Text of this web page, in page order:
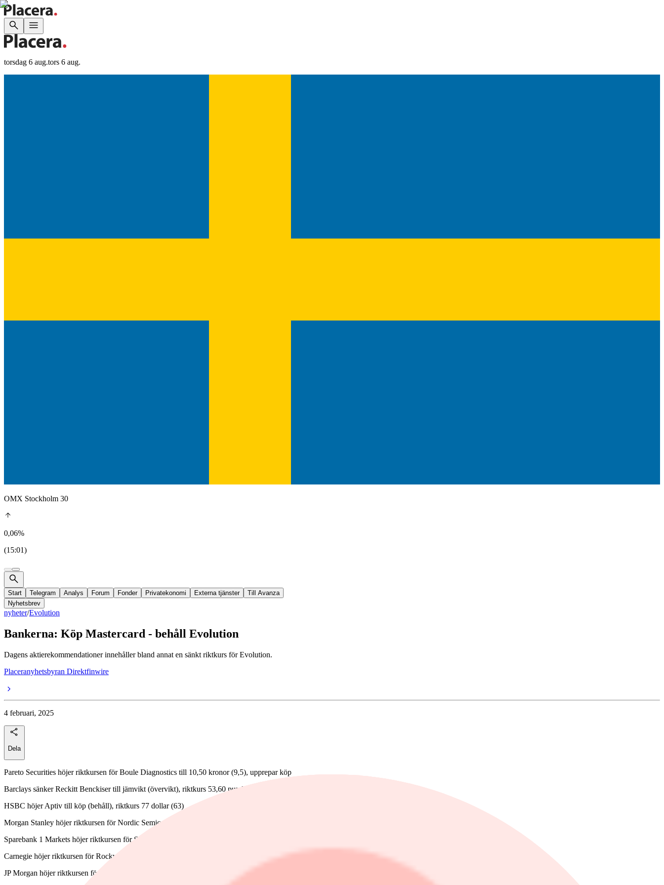
torsdag 6 aug.tors 6 aug.
OMX Stockholm 30
0,06%
(15:01)
Start Telegram Analys Forum Fonder Privatekonomi Externa tjänster
Till Avanza
Nyhetsbrev
nyheter/Evolution
Bankerna: Köp Mastercard - behåll Evolution
Dagens aktierekommendationer innehåller bland annat en sänkt riktkurs för Evolution.
Placeranyhetsbyran Direktfinwire
4 februari, 2025
Dela
Pareto Securities höjer riktkursen för Boule Diagnostics till 10,50 kronor (9,5), upprepar köp
Barclays sänker Reckitt Benckiser till jämvikt (övervikt), riktkurs 53,60 pund (55,30)
HSBC höjer Aptiv till köp (behåll), riktkurs 77 dollar (63)
Morgan Stanley höjer riktkursen för Nordic Semiconductor till 90 norska kronor (85), upprepar undervikt
Sparebank 1 Markets höjer riktkursen för Storebrand till 130 norska kronor (125), upprepar neutral
Carnegie höjer riktkursen för Rockwool till 3 450 danska kronor (3 350), upprepar köp
JP Morgan höjer riktkursen för Nordnet till 234 kronor (225), upprepar neutral